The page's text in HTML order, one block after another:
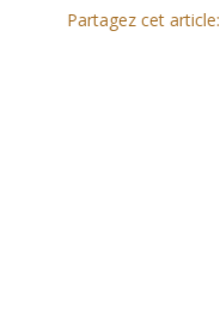
Partagez cet article: